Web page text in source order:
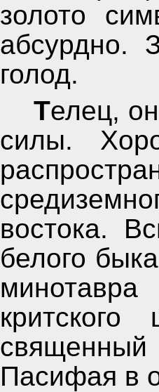
золото
абсурдно.
голод.
Телец, он же Апис - египетский "бог" плодородия и
силы.
востока.
белого
Пасифая в